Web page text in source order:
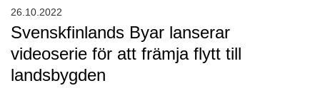
Svenskfinlands Byar lanserar
videoserie för att främja flytt till
landsbygden
26.10.2022